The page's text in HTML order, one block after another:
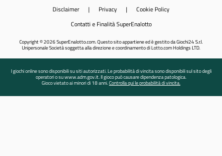
Disclaimer | Privacy | Cookie Policy
Contatti e Finalità SuperEnalotto
Copyright © 2026 SuperEnalotto.com. Questo sito appartiene ed è gestito da Giochi24 S.r.l.
Unipersonale Società soggetta alla direzione e coordinamento di Lotto.com Holdings LTD.
I giochi online sono disponibili su siti autorizzati. Le probabilità di vincita sono disponibili sul sito degli
operatori o su www.adm.gov.it. Il gioco può causare dipendenza patologica.
Gioco vietato ai minori di 18 anni.Controlla qui le probabilità di vincita.